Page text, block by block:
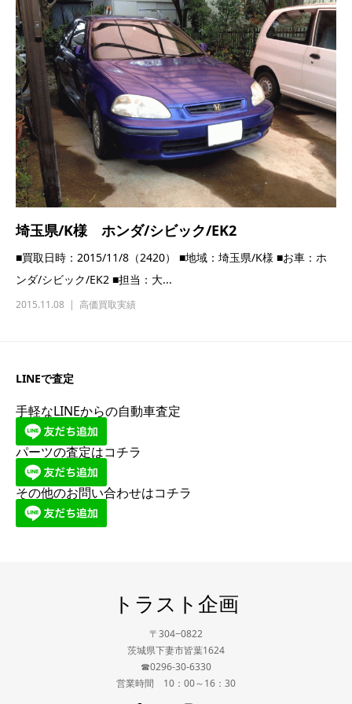
埼玉県/K様 ホンダ/シビック/EK2
■買取日時：2015/11/8（2420） ■地域：埼玉県/K様 ■お車：ホ
ンダ/シビック/EK2 ■担当：大...
2015.11.08 高価買取実績
LINEで査定
手軽なLINEからの自動車査定
パーツの査定はコチラ
その他のお問い合わせはコチラ
トラスト企画
〒304−0822
茨城県下妻市皆葉1624
☎0296-30-6330
営業時間 10：00～16：30